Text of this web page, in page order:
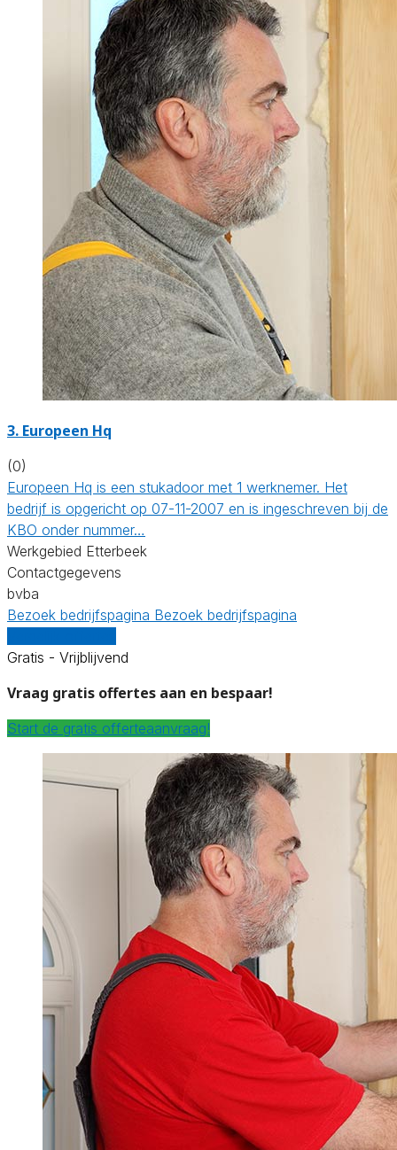
3. Europeen Hq
(0)
Europeen Hq is een stukadoor met 1 werknemer. Het
bedrijf is opgericht op 07-11-2007 en is ingeschreven bij de
KBO onder nummer…
Werkgebied Etterbeek
Contactgegevens
bvba
Bezoek bedrijfspagina Bezoek bedrijfspagina
Gratis - Vrijblijvend
Vraag gratis offertes aan en bespaar!
Start de gratis offerteaanvraag!